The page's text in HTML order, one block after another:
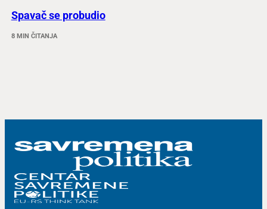
Spavač se probudio
8 MIN ČITANJA